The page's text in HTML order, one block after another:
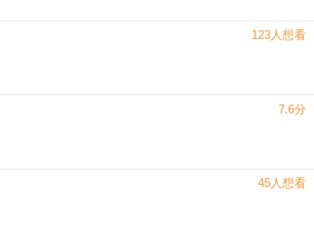
123人想看
7.6分
45人想看